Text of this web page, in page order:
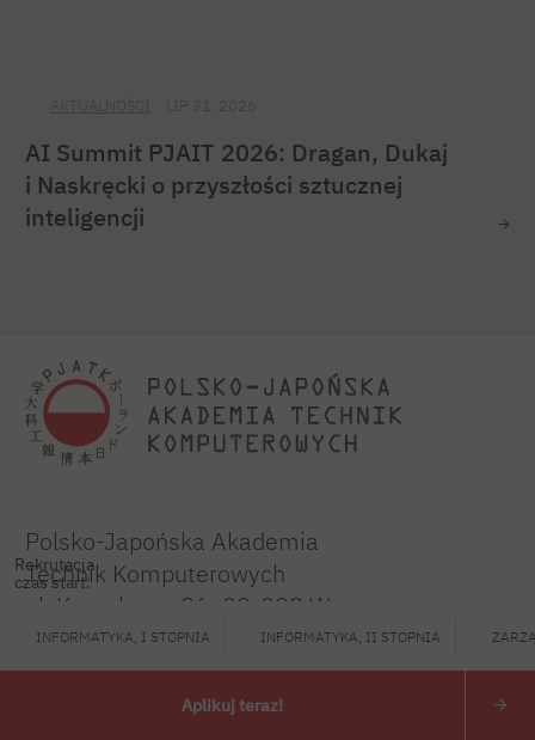
Rekrutacja
czas start:
INFORMATYKA, I STOPNIA INFORMATYKA, II STOPNIA
Aplikuj teraz!
AI Summit PJAIT 2026: Dragan, Dukaj
i Naskręcki o przyszłości sztucznej
inteligencji
Polsko-Japońska Akademia
Technik Komputerowych
ul. Koszykowa 86; 02-008 Warszawa
tel:+48 22 58 44 500
+48 22 58 44 501